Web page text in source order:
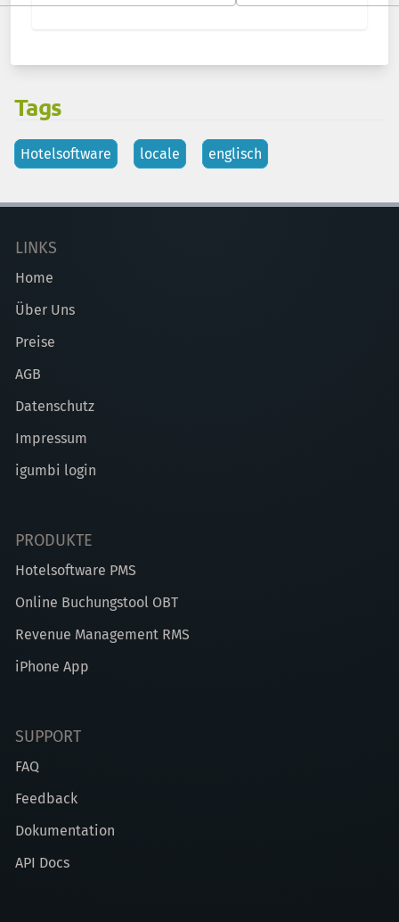
Tags
Hotelsoftware locale englisch
LINKS
Home
Über Uns
Preise
AGB
Datenschutz
Impressum
igumbi login
PRODUKTE
Hotelsoftware PMS
Online Buchungstool OBT
Revenue Management RMS
iPhone App
SUPPORT
FAQ
Feedback
Dokumentation
API Docs